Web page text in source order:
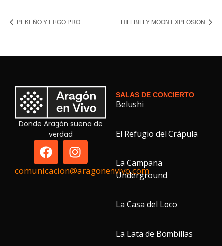
PEKEÑO Y ERGO PRO HILLBILLY MOON EXPLOSION
Donde Aragón suena de
verdad
comunicacion@aragonenvivo.com
SALAS DE CONCIERTO
Belushi
El Refugio del Crápula
La Campana
Underground
La Casa del Loco
La Lata de Bombillas